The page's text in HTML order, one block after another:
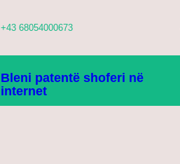
+43 68054000673
Bleni patentë shoferi në
internet